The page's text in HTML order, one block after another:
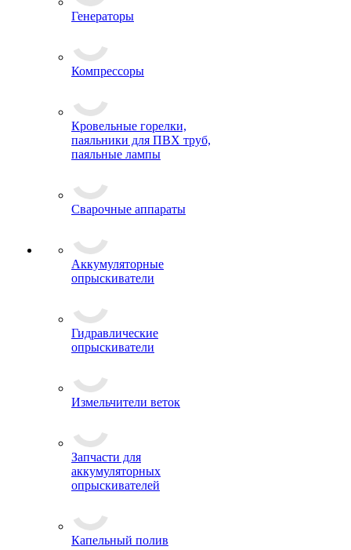
Генераторы
Компрессоры
Кровельные горелки,
паяльники для ПВХ труб,
паяльные лампы
Сварочные аппараты
Аккумуляторные
опрыскиватели
Гидравлические
опрыскиватели
Измельчители веток
Запчасти для
аккумуляторных
опрыскивателей
Капельный полив